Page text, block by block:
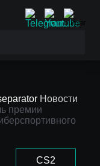
Новости
премии
CS2